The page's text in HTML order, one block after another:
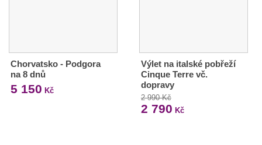
Chorvatsko - Podgora
na 8 dnů
5 150 Kč
Výlet na italské pobřeží
Cinque Terre vč.
dopravy
2 990 Kč
2 790 Kč